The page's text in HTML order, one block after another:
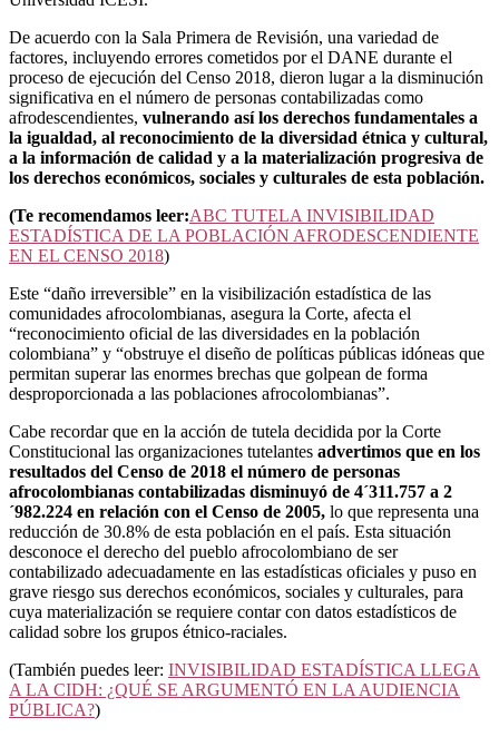
De acuerdo con la Sala Primera de Revisión, una variedad de
factores, incluyendo errores cometidos por el DANE durante el
proceso de ejecución del Censo 2018, dieron lugar a la disminución
significativa en el número de personas contabilizadas como
afrodescendientes, vulnerando así los derechos fundamentales a
la igualdad, al reconocimiento de la diversidad étnica y cultural,
a la información de calidad y a la materialización progresiva de
los derechos económicos, sociales y culturales de esta población.
(Te recomendamos leer:ABC TUTELA INVISIBILIDAD
ESTADÍSTICA DE LA POBLACIÓN AFRODESCENDIENTE
EN EL CENSO 2018)
Este “daño irreversible” en la visibilización estadística de las
comunidades afrocolombianas, asegura la Corte, afecta el
“reconocimiento oficial de las diversidades en la población
colombiana” y “obstruye el diseño de políticas públicas idóneas que
permitan superar las enormes brechas que golpean de forma
desproporcionada a las poblaciones afrocolombianas”.
Cabe recordar que en la acción de tutela decidida por la Corte
Constitucional las organizaciones tutelantes advertimos que en los
resultados del Censo de 2018 el número de personas
afrocolombianas contabilizadas disminuyó de 4´311.757 a 2
´982.224 en relación con el Censo de 2005, lo que representa una
reducción de 30.8% de esta población en el país. Esta situación
desconoce el derecho del pueblo afrocolombiano de ser
contabilizado adecuadamente en las estadísticas oficiales y puso en
grave riesgo sus derechos económicos, sociales y culturales, para
cuya materialización se requiere contar con datos estadísticos de
calidad sobre los grupos étnico-raciales.
(También puedes leer: INVISIBILIDAD ESTADÍSTICA LLEGA
A LA CIDH: ¿QUÉ SE ARGUMENTÓ EN LA AUDIENCIA
PÚBLICA?)